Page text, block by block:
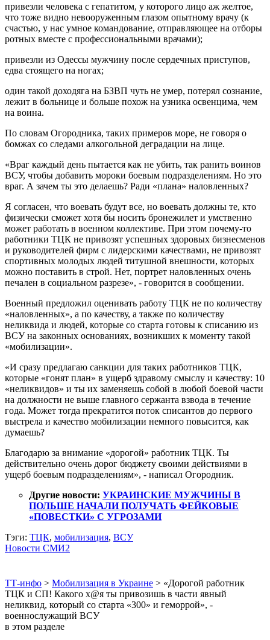
привезли человека с гепатитом, у которого лицо аж желтое,
что тоже видно невооруженным глазом опытному врачу (к
счастью, у нас умное командование, отправляющее на отборы
ротных вместе с профессиональными врачами);
привезли из Одессы мужчину после сердечных приступов,
едва стоящего на ногах;
один такой доходяга на БЗВП чуть не умер, потерял сознание,
лежит в больнице и больше похож на узника освенцима, чем
на воина.
По словам Огородника, таких примеров море, не говоря о
бомжах со следами алкогольной деградации на лице.
«Враг каждый день пытается как не убить, так ранить воинов
ВСУ, чтобы добавить мороки боевым подразделениям. Но это
враг. А зачем ты это делаешь? Ради «плана» наловленных?
Я согласен, что воевать будут все, но воевать должны те, кто
физически сможет хотя бы носить бронежилет и умственно
может работать в военном коллективе. При этом почему-то
работники ТЦК не привозят успешных здоровых бизнесменов
и руководителей фирм с лидерскими качествами, не привозят
спортивных молодых людей титушной внешности, которых
можно поставить в строй. Нет, портрет наловленных очень
печален в социальном разрезе», - говорится в сообщении.
Военный предложил оценивать работу ТЦК не по количеству
«наловленных», а по качеству, а также по количеству
неликвида и людей, которые со старта готовы к списанию из
ВСУ на законных основаниях, возникших к моменту такой
«мобилизации».
«И сразу предлагаю санкции для таких работников ТЦК,
которые «гонят план» в ущерб здравому смыслу и качеству: 10
«неликвидов» и ты их заменяешь собой в любой боевой части
на должности не выше главного сержанта взвода в течение
года. Может тогда прекратится поток списантов до первого
выстрела и качество мобилизации немного повысится, как
думаешь?
Благодарю за внимание «дорогой» работник ТЦК. Ты
действительно очень дорог бюджету своими действиями в
ущерб боевым подразделениям», - написал Огородник.
Другие новости: УКРАИНСКИЕ МУЖЧИНЫ В
ПОЛЬШЕ НАЧАЛИ ПОЛУЧАТЬ ФЕЙКОВЫЕ
«ПОВЕСТКИ» С УГРОЗАМИ
Тэги: ТЦК, мобилизация, ВСУ
Новости СМИ2
ТТ-инфо > Мобилизация в Украине > «Дорогой работник
ТЦК и СП! Какого х@я ты привозишь в части явный
неликвид, который со старта «300» и геморрой», -
военнослужащий ВСУ
в этом разделе